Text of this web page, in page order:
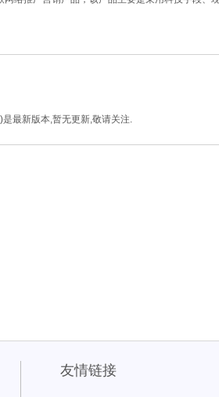
最新版本,暂无更新,敬请关注.
友情链接